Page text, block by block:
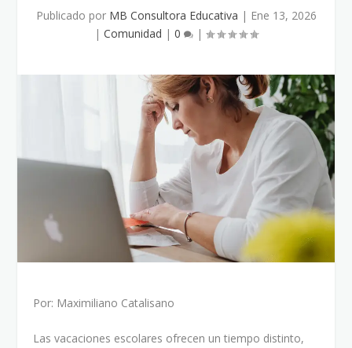
Publicado por MB Consultora Educativa | Ene 13, 2026
| Comunidad | 0 |
Por: Maximiliano Catalisano
Las vacaciones escolares ofrecen un tiempo distinto,